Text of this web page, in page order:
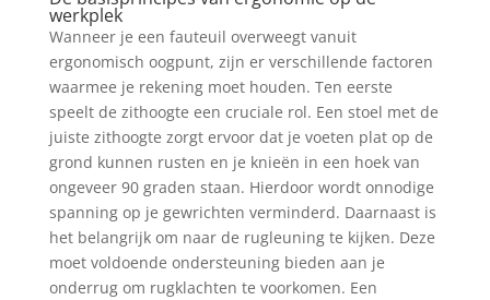
werkplek
Wanneer je een fauteuil overweegt vanuit
ergonomisch oogpunt, zijn er verschillende factoren
waarmee je rekening moet houden. Ten eerste
speelt de zithoogte een cruciale rol. Een stoel met de
juiste zithoogte zorgt ervoor dat je voeten plat op de
grond kunnen rusten en je knieën in een hoek van
ongeveer 90 graden staan. Hierdoor wordt onnodige
spanning op je gewrichten verminderd. Daarnaast is
het belangrijk om naar de rugleuning te kijken. Deze
moet voldoende ondersteuning bieden aan je
onderrug om rugklachten te voorkomen. Een